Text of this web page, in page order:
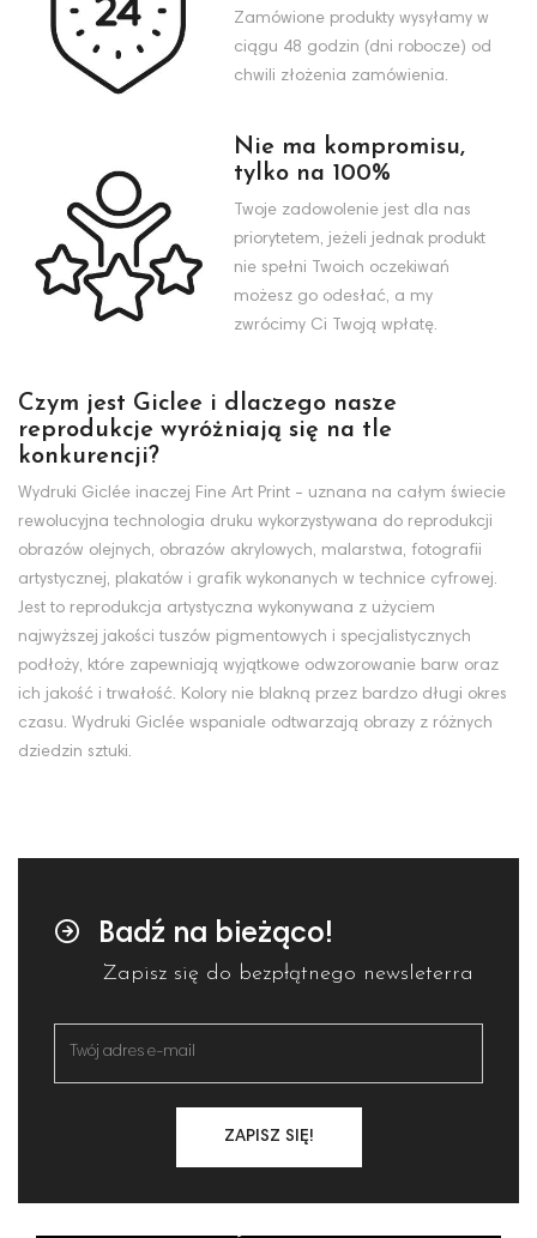
Zamówione produkty wysyłamy w
ciągu 48 godzin (dni robocze) od
chwili złożenia zamówienia.
Nie ma kompromisu,
tylko na 100%
Twoje zadowolenie jest dla nas
priorytetem, jeżeli jednak produkt
nie spełni Twoich oczekiwań
możesz go odesłać, a my
zwrócimy Ci Twoją wpłatę.
Czym jest Giclee i dlaczego nasze
reprodukcje wyróżniają się na tle
konkurencji?
Wydruki Giclée inaczej Fine Art Print - uznana na całym świecie
rewolucyjna technologia druku wykorzystywana do reprodukcji
obrazów olejnych, obrazów akrylowych, malarstwa, fotografii
artystycznej, plakatów i grafik wykonanych w technice cyfrowej.
Jest to reprodukcja artystyczna wykonywana z użyciem
najwyższej jakości tuszów pigmentowych i specjalistycznych
podłoży, które zapewniają wyjątkowe odwzorowanie barw oraz
ich jakość i trwałość. Kolory nie blakną przez bardzo długi okres
czasu. Wydruki Giclée wspaniale odtwarzają obrazy z różnych
dziedzin sztuki.
Badź na bieżąco!
Zapisz się do bezpłątnego newsleterra
ZAPISZ SIĘ!